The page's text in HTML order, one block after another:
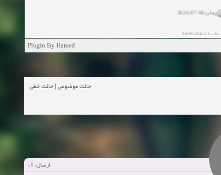
زمان:10-13-2024
Plugin By Hamed
حالت موضوعی حالت خطی
ارسال: #1